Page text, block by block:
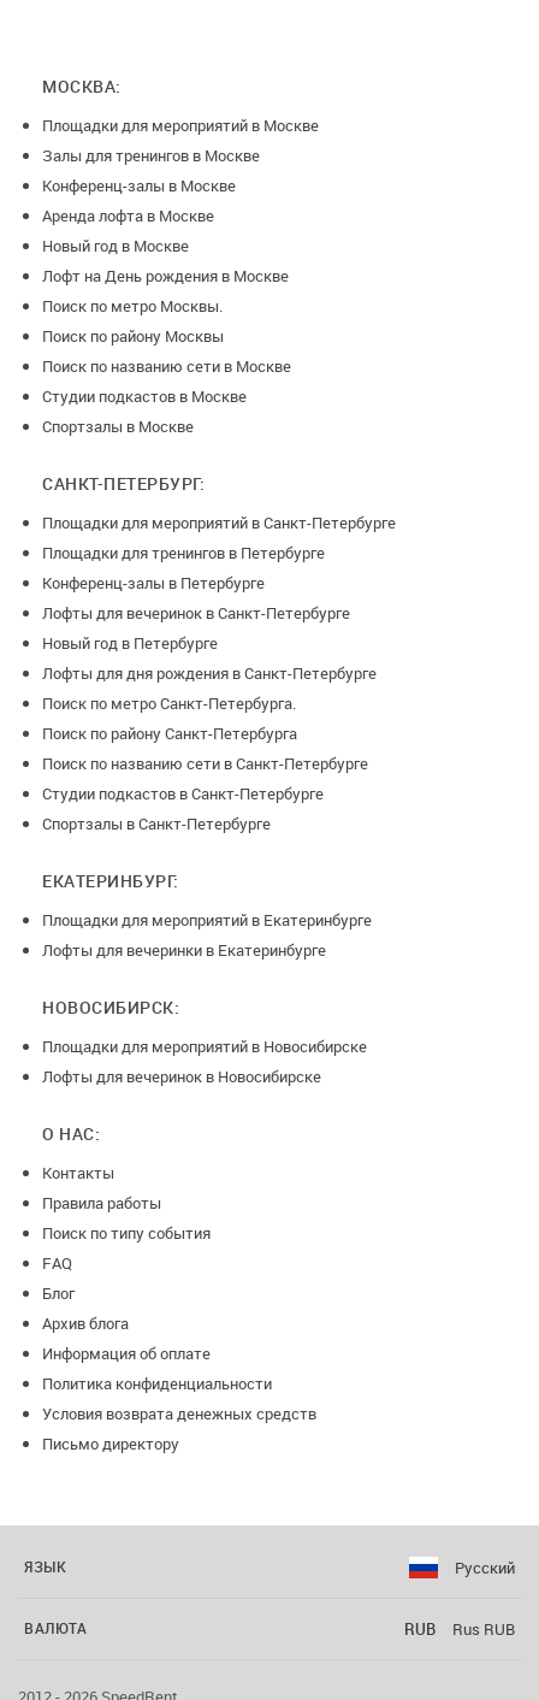
МОСКВА:
Площадки для мероприятий в Москве
Залы для тренингов в Москве
Конференц-залы в Москве
Аренда лофта в Москве
Новый год в Москве
Лофт на День рождения в Москве
Поиск по метро Москвы.
Поиск по району Москвы
Поиск по названию сети в Москве
Студии подкастов в Москве
Спортзалы в Москве
САНКТ-ПЕТЕРБУРГ:
Площадки для мероприятий в Санкт-Петербурге
Площадки для тренингов в Петербурге
Конференц-залы в Петербурге
Лофты для вечеринок в Санкт-Петербурге
Новый год в Петербурге
Лофты для дня рождения в Санкт-Петербурге
Поиск по метро Санкт-Петербурга.
Поиск по району Санкт-Петербурга
Поиск по названию сети в Санкт-Петербурге
Студии подкастов в Санкт-Петербурге
Спортзалы в Санкт-Петербурге
ЕКАТЕРИНБУРГ:
Площадки для мероприятий в Екатеринбурге
Лофты для вечеринки в Екатеринбурге
НОВОСИБИРСК:
Площадки для мероприятий в Новосибирске
Лофты для вечеринок в Новосибирске
О НАС:
Контакты
Правила работы
Поиск по типу события
FAQ
Блог
Архив блога
Информация об оплате
Политика конфиденциальности
Условия возврата денежных средств
Письмо директору
ЯЗЫК Русский
ВАЛЮТА RUB Rus RUB